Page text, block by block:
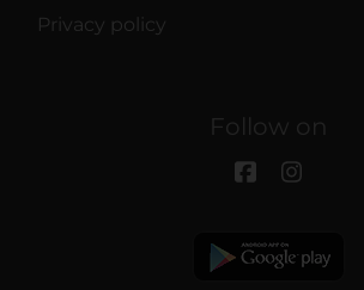
Privacy policy
Follow on